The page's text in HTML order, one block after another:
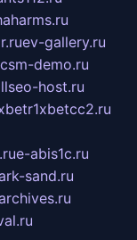
ev-gallery.ru
csm-demo.ru
host.ru
e-abis1c.ru
sand.ru